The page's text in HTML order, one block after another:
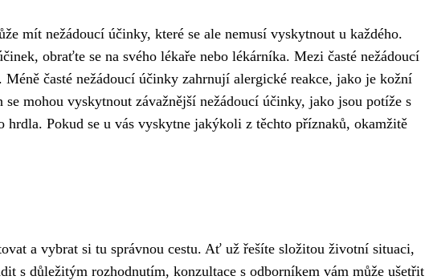
mít nežádoucí účinky, které se ale nemusí vyskytnout u každého.
obraťte se na svého lékaře nebo lékárníka. Mezi časté nežádoucí
časté nežádoucí účinky zahrnují alergické reakce, jako je kožní
mohou vyskytnout závažnější nežádoucí účinky, jako jsou potíže s
Pokud se u vás vyskytne jakýkoli z těchto příznaků, okamžitě
a vybrat si tu správnou cestu. Ať už řešíte složitou životní situaci,
s důležitým rozhodnutím, konzultace s odborníkem vám může ušetřit